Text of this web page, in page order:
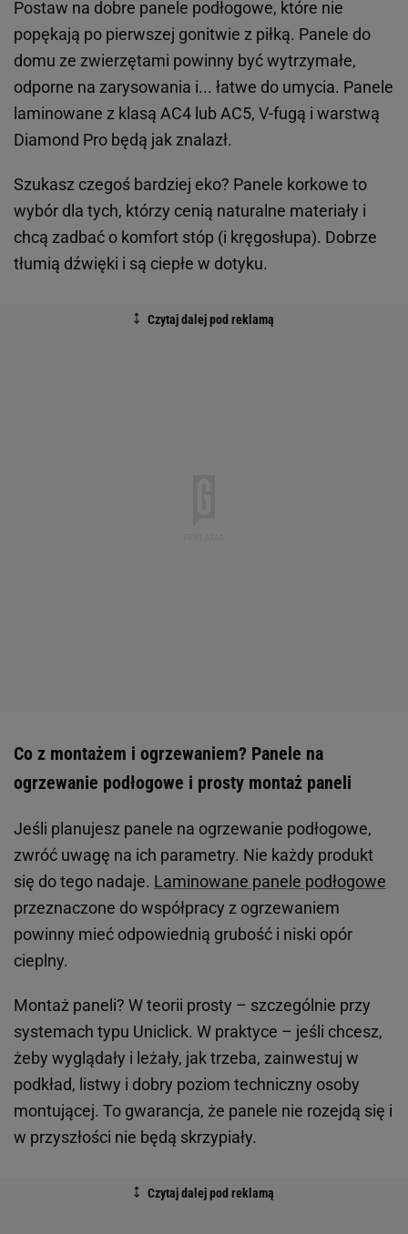
Postaw na dobre panele podłogowe, które nie
popękają po pierwszej gonitwie z piłką. Panele do
domu ze zwierzętami powinny być wytrzymałe,
odporne na zarysowania i... łatwe do umycia. Panele
laminowane z klasą AC4 lub AC5, V-fugą i warstwą
Diamond Pro będą jak znalazł.
Szukasz czegoś bardziej eko? Panele korkowe to
wybór dla tych, którzy cenią naturalne materiały i
chcą zadbać o komfort stóp (i kręgosłupa). Dobrze
tłumią dźwięki i są ciepłe w dotyku.
Co z montażem i ogrzewaniem? Panele na
ogrzewanie podłogowe i prosty montaż paneli
Jeśli planujesz panele na ogrzewanie podłogowe,
zwróć uwagę na ich parametry. Nie każdy produkt
się do tego nadaje. Laminowane panele podłogowe
przeznaczone do współpracy z ogrzewaniem
powinny mieć odpowiednią grubość i niski opór
cieplny.
Montaż paneli? W teorii prosty – szczególnie przy
systemach typu Uniclick. W praktyce – jeśli chcesz,
żeby wyglądały i leżały, jak trzeba, zainwestuj w
podkład, listwy i dobry poziom techniczny osoby
montującej. To gwarancja, że panele nie rozejdą się i
w przyszłości nie będą skrzypiały.